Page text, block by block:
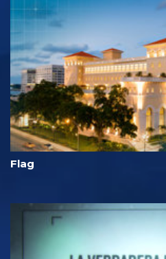
Flag